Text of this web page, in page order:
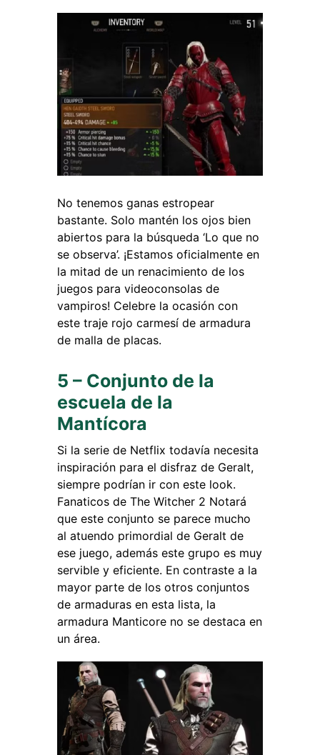
No tenemos ganas estropear
bastante. Solo mantén los ojos bien
abiertos para la búsqueda ‘Lo que no
se observa’. ¡Estamos oficialmente en
la mitad de un renacimiento de los
juegos para videoconsolas de
vampiros! Celebre la ocasión con
este traje rojo carmesí de armadura
de malla de placas.
5 – Conjunto de la
escuela de la
Mantícora
Si la serie de Netflix todavía necesita
inspiración para el disfraz de Geralt,
siempre podrían ir con este look.
Fanaticos de The Witcher 2 Notará
que este conjunto se parece mucho
al atuendo primordial de Geralt de
ese juego, además este grupo es muy
servible y eficiente. En contraste a la
mayor parte de los otros conjuntos
de armaduras en esta lista, la
armadura Manticore no se destaca en
un área.